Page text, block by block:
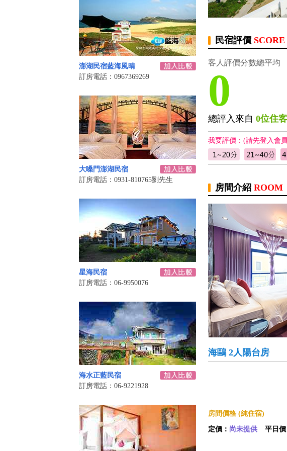
澎湖民宿藍海風晴
訂房電話：0967369269
大嗓門澎湖民宿
訂房電話：0931-810765劉先生
星海民宿
訂房電話：06-9950076
海水正藍民宿
訂房電話：06-9221928
民宿評價 SCORE
客人評價分數總平均
0
總評入來自 0位住客
我要評價：(請先登入會
房間介紹 ROOM
海鷗 2人陽台房
房間價格 (純住宿)
定價： 尚未提供 平日價